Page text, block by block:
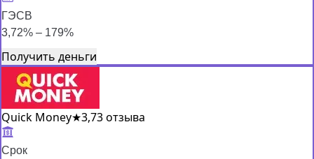
ГЭСВ
3,72% – 179%
Получить деньги
Quick Money★3,73 отзыва
Срок